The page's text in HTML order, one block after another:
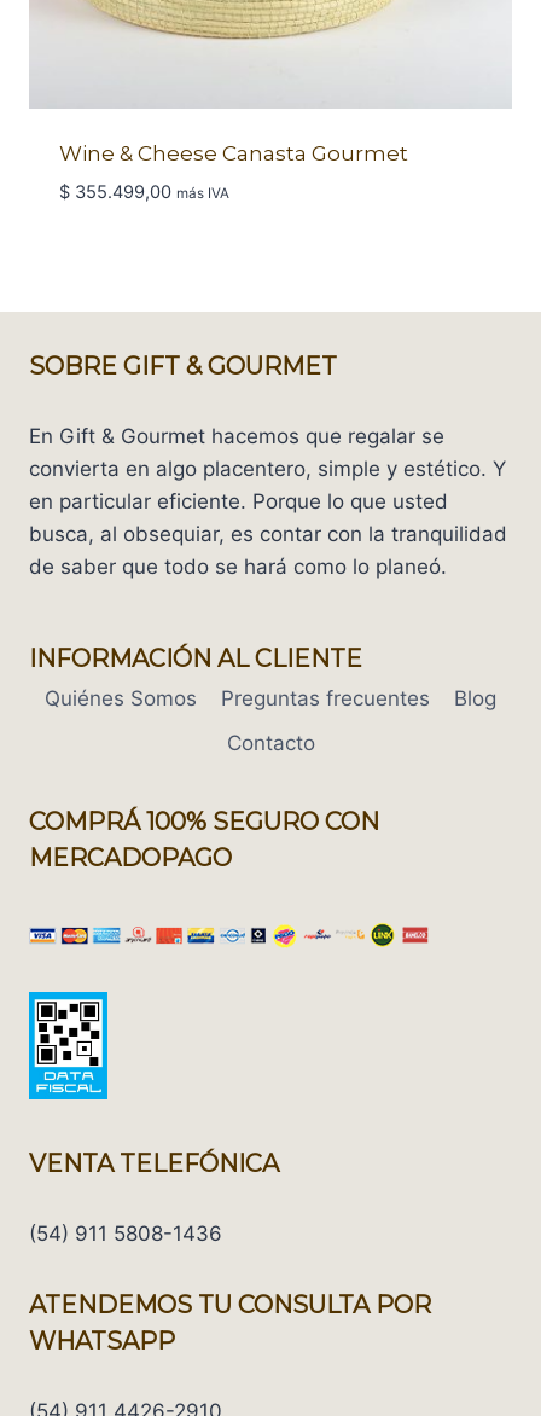
Wine & Cheese Canasta Gourmet
$355.499,00 más IVA
SOBRE GIFT & GOURMET
En Gift & Gourmet hacemos que regalar se
convierta en algo placentero, simple y estético. Y
en particular eficiente. Porque lo que usted
busca, al obsequiar, es contar con la tranquilidad
de saber que todo se hará como lo planeó.
INFORMACIÓN AL CLIENTE
Quiénes Somos Preguntas frecuentes
Blog
Contacto
COMPRÁ 100% SEGURO CON
MERCADOPAGO
VENTA TELEFÓNICA
(54) 911 5808-1436
ATENDEMOS TU CONSULTA POR
WHATSAPP
(54) 911 4426-2910